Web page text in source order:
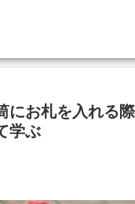
にお札を入れる
学ぶ